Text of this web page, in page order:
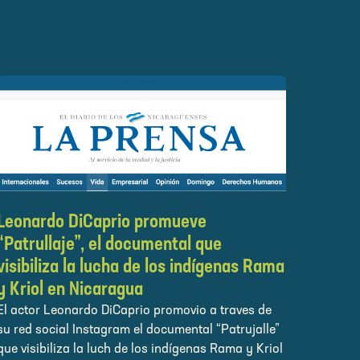
DiCaprio promueve
el documental que
la lucha de los indígenas Rama
Kriol en Nicaragua
actor Leonardo DiCaprio promovio a traves de
red social Instagram el documental “Patrujalle”
visibiliza la luch de los indígenas Rama y Kriol